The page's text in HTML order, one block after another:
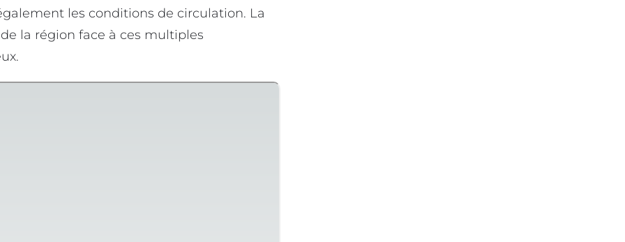
les conditions de circulation. La
la région face à ces multiples